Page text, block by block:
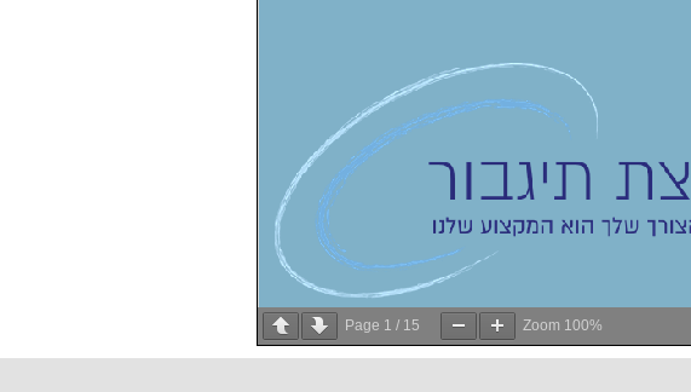
Page 1 / 15 Zoom 100%